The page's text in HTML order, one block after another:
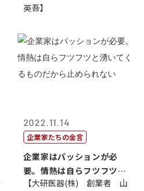
英吾】
2022.11.14
企業家たちの金言
企業家はパッションが必
要。情熱は自らフツフツと
湧いてくるもの...
【大研医器(株) 創業者 山